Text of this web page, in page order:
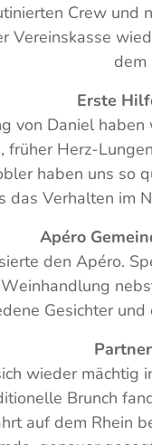
Crew und
Vereinskasse
dem
Erste
von Daniel
früher Herz-
haben uns so
das Verhalten im
Apéro
den Apéro.
Gesichter
wieder
Brunch
auf dem Rhein